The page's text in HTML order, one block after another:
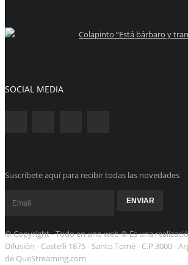
Colapinto “Está bárbaro y
SOCIAL MEDIA
Suscríbete aquí para recibir todas las novedades
© Copyright - Todo en uno web ® Es una
Difusión - Castelli 1875 - Santo Tomé - C.P.3000 -
de QueStreaming.com